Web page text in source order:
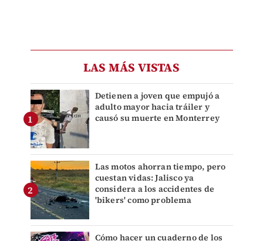
LAS MÁS VISTAS
Detienen a joven que empujó a
adulto mayor hacia tráiler y
causó su muerte en Monterrey
Las motos ahorran tiempo, pero
cuestan vidas: Jalisco ya
considera a los accidentes de
'bikers' como problema
Cómo hacer un cuaderno de los